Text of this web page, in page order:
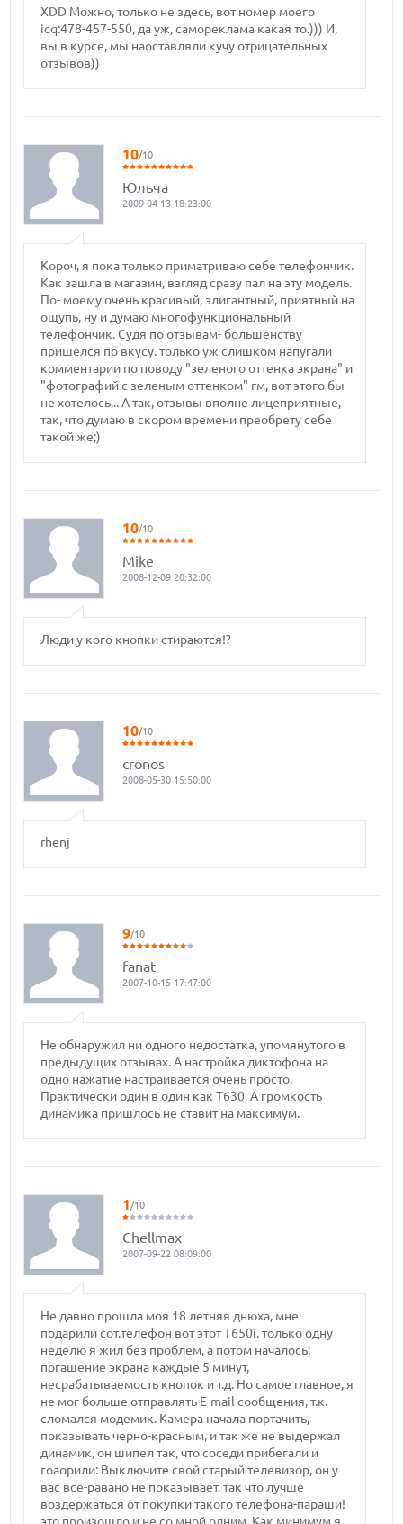
XDD Можно, только не здесь, вот номер моего
icq:478-457-550, да уж, самореклама какая то.))) И,
вы в курсе, мы наоставляли кучу отрицательных
отзывов))
10/10
Юльча
2009-04-13 18:23:00
Короч, я пока только приматриваю себе телефончик.
Как зашла в магазин, взгляд сразу пал на эту модель.
По- моему очень красивый, элигантный, приятный на
ощупь, ну и думаю многофункциональный
телефончик. Судя по отзывам- большенству
пришелся по вкусу. только уж слишком напугали
комментарии по поводу "зеленого оттенка экрана" и
"фотографий с зеленым оттенком" гм, вот этого бы
не хотелось... А так, отзывы вполне лицеприятные,
так, что думаю в скором времени преобрету себе
такой же;)
10/10
Mike
2008-12-09 20:32:00
Люди у кого кнопки стираются!?
10/10
cronos
2008-05-30 15:50:00
rhenj
9/10
fanat
2007-10-15 17:47:00
Не обнаружил ни одного недостатка, упомянутого в
предыдущих отзывах. А настройка диктофона на
одно нажатие настраивается очень просто.
Практически один в один как Т630. А громкость
динамика пришлось не ставит на максимум.
1/10
Chellmax
2007-09-22 08:09:00
Не давно прошла моя 18 летняя днюха, мне
подарили сот.телефон вот этот T650i. только одну
неделю я жил без проблем, а потом началось:
погашение экрана каждые 5 минут,
несрабатываемость кнопок и т.д. Но самое главное, я
не мог больше отправлять E-mail сообщения, т.к.
сломался модемик. Камера начала портачить,
показывать черно-красным, и так же не выдержал
динамик, он шипел так, что соседи прибегали и
гоаорили: Выключите свой старый телевизор, он у
вас все-равано не показывает. так что лучше
воздержаться от покупки такого телефона-параши!